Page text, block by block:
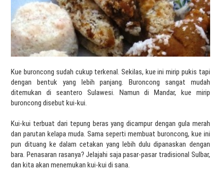
Kue buroncong sudah cukup terkenal. Sekilas, kue ini mirip pukis tapi
dengan bentuk yang lebih panjang. Buroncong sangat mudah
ditemukan di seantero Sulawesi. Namun di Mandar, kue mirip
buroncong disebut kui-kui.
Kui-kui terbuat dari tepung beras yang dicampur dengan gula merah
dan parutan kelapa muda. Sama seperti membuat buroncong, kue ini
pun dituang ke dalam cetakan yang lebih dulu dipanaskan dengan
bara. Penasaran rasanya? Jelajahi saja pasar-pasar tradisional Sulbar,
dan kita akan menemukan kui-kui di sana.